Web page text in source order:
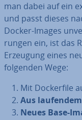
man dabei auf ein
und passt dieses
Docker-Images
run­gen ein, ist das
Erzeugung eines
folgenden Wege:
Mit Do­cker­file
Aus
Neues Base-